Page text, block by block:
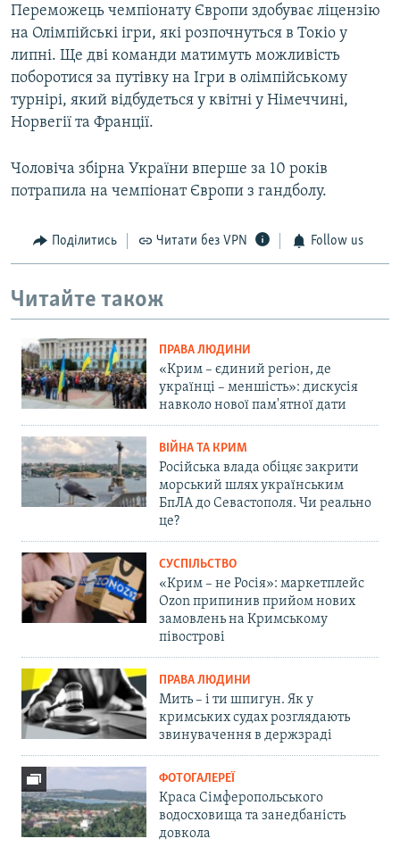
Переможець чемпіонату Європи здобуває ліцензію
на Олімпійські ігри, які розпочнуться в Токіо у
липні. Ще дві команди матимуть можливість
поборотися за путівку на Ігри в олімпійському
турнірі, який відбудеться у квітні у Німеччині,
Норвегії та Франції.
Чоловіча збірна України вперше за 10 років
потрапила на чемпіонат Європи з гандболу.
Поділитись Читати без VPN Follow us
Читайте також
ПРАВА ЛЮДИНИ
«Крим – єдиний регіон, де
українці – меншість»: дискусія
навколо нової пам'ятної дати
ВІЙНА ТА КРИМ
Російська влада обіцяє закрити
морський шлях українським
БпЛА до Севастополя. Чи реально
це?
СУСПІЛЬСТВО
«Крим – не Росія»: маркетплейс
Ozon припинив прийом нових
замовлень на Кримському
півострові
ПРАВА ЛЮДИНИ
Мить – і ти шпигун. Як у
кримських судах розглядають
звинувачення в держзраді
ФОТОГАЛЕРЕЇ
Краса Сімферопольського
водосховища та занедбаність
довкола